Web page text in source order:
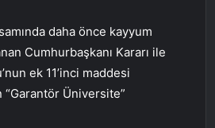
daha önce kayyum
Cumhurbaşkanı Kararı ile
ek 11’inci maddesi
Üniversite”